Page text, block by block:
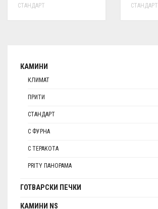
СТАНДАРТ СТАНДАРТ
КАМИНИ
КЛИМАТ
ПРИТИ
СТАНДАРТ
С ФУРНА
С ТЕРАКОТА
PRITY ПАНОРАМА
ГОТВАРСКИ ПЕЧКИ
КАМИНИ NS